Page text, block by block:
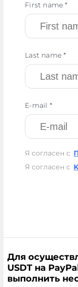
First name *
Last name *
E-mail *
Я согласен с
Я согласен с
Для
USDT на
выполнить